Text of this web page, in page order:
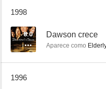
Dos Supersuperesbirros
1998
8.0 Dawson crece
Aparece como
1996